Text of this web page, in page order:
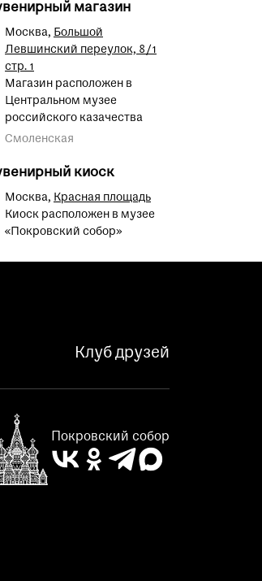
магазин
Москва, Большой
Левшинский переулок, 8/1
стр. 1
Магазин расположен в
Центральном музее
российского казачества
Смоленская
киоск
Москва, Красная площадь
Киоск расположен в музее
«Покровский собор»
Клуб друзей
Покровский собор